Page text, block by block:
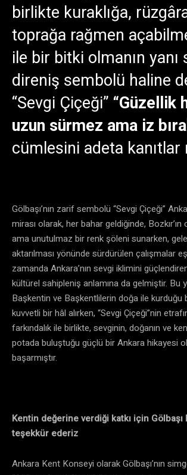
birlikte kuraklığa,
toprağa rağmen
ile bir bitki olmanın yanı
direniş sembolü haline
“Sevgi Çiçeği” “Güzellik
uzun sürmez ama iz
cümlesini adeta kanıtlar
Gölbaşı’nın zarif sembolü “Sevgi Çiçeği”
mirası olarak, her bahar geldiğinde, Bozkır’ın
ama unutulmaz bir renk şöleni sunarken,
aktarılması yönünde sürdürülen çalışmalar
zamanda Ankara’nın sevgi iklimini
kültürel sahipleniş anlamına da gelmiştir. Bu
Başkentin ve Başkentlilerin doğa ile kurduğu
kuvvetli bir hâl alırken, “Sevgi Çiçeği”nin
farkındalık ile birlikte, sevginin, doğanın ve
potada buluştuğu güçlü bir Ankara hikayesi
başarmıştır.
Kentin değerine verdiği katkı için Gölbaşı
teşekkür ederiz
Ankara Kent Konseyi olarak Gölbaşı’nın